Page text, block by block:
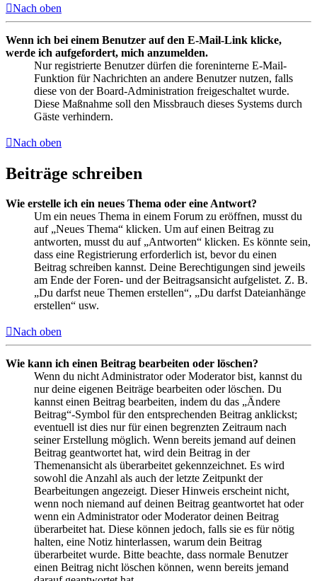
Nach oben
Wenn ich bei einem Benutzer auf den E-Mail-Link klicke,
werde ich aufgefordert, mich anzumelden.
Nur registrierte Benutzer dürfen die foreninterne E-Mail-
Funktion für Nachrichten an andere Benutzer nutzen, falls
diese von der Board-Administration freigeschaltet wurde.
Diese Maßnahme soll den Missbrauch dieses Systems durch
Gäste verhindern.
Nach oben
Beiträge schreiben
Wie erstelle ich ein neues Thema oder eine Antwort?
Um ein neues Thema in einem Forum zu eröffnen, musst du
auf „Neues Thema“ klicken. Um auf einen Beitrag zu
antworten, musst du auf „Antworten“ klicken. Es könnte sein,
dass eine Registrierung erforderlich ist, bevor du einen
Beitrag schreiben kannst. Deine Berechtigungen sind jeweils
am Ende der Foren- und der Beitragsansicht aufgelistet. Z. B.
„Du darfst neue Themen erstellen“, „Du darfst Dateianhänge
erstellen“ usw.
Nach oben
Wie kann ich einen Beitrag bearbeiten oder löschen?
Wenn du nicht Administrator oder Moderator bist, kannst du
nur deine eigenen Beiträge bearbeiten oder löschen. Du
kannst einen Beitrag bearbeiten, indem du das „Ändere
Beitrag“-Symbol für den entsprechenden Beitrag anklickst;
eventuell ist dies nur für einen begrenzten Zeitraum nach
seiner Erstellung möglich. Wenn bereits jemand auf deinen
Beitrag geantwortet hat, wird dein Beitrag in der
Themenansicht als überarbeitet gekennzeichnet. Es wird
sowohl die Anzahl als auch der letzte Zeitpunkt der
Bearbeitungen angezeigt. Dieser Hinweis erscheint nicht,
wenn noch niemand auf deinen Beitrag geantwortet hat oder
wenn ein Administrator oder Moderator deinen Beitrag
überarbeitet hat. Diese können jedoch, falls sie es für nötig
halten, eine Notiz hinterlassen, warum dein Beitrag
überarbeitet wurde. Bitte beachte, dass normale Benutzer
einen Beitrag nicht löschen können, wenn bereits jemand